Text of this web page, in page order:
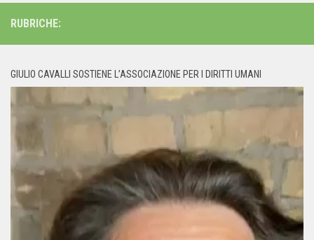
RUBRICHE:
GIULIO CAVALLI SOSTIENE L’ASSOCIAZIONE PER I DIRITTI UMANI
Player